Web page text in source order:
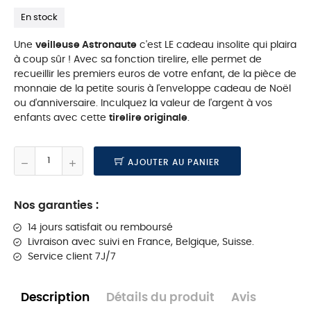
En stock
Une veilleuse Astronaute c'est LE cadeau insolite qui plaira
à coup sûr ! Avec sa fonction tirelire, elle permet de
recueillir les premiers euros de votre enfant, de la pièce de
monnaie de la petite souris à l'enveloppe cadeau de Noël
ou d'anniversaire. Inculquez la valeur de l'argent à vos
enfants avec cette tirelire originale
AJOUTER AU PANIER
Nos garanties :
14 jours satisfait ou remboursé
Livraison avec suivi en France, Belgique, Suisse.
Service client 7J/7
Description Détails du produit Avis